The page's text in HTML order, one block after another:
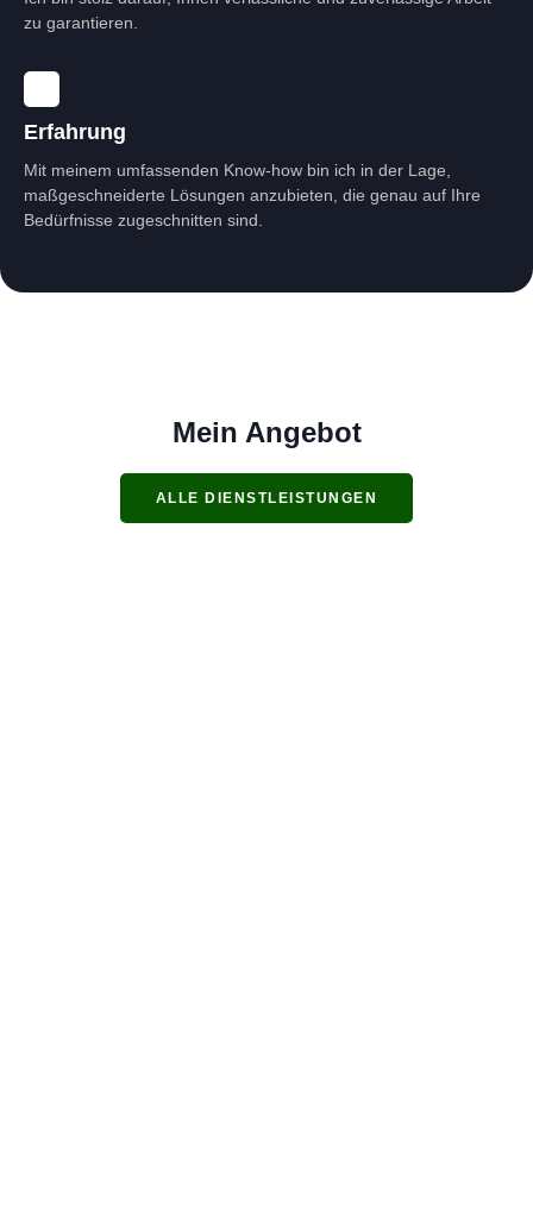
Erfahrung
Mit meinem umfassenden Know-how bin ich in der Lage,
maßgeschneiderte Lösungen anzubieten, die genau auf Ihre
Bedürfnisse zugeschnitten sind.
zu garantieren.
Mein Angebot
ALLE DIENSTLEISTUNGEN